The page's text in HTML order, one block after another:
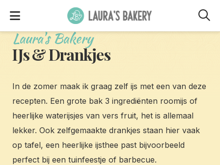
Laura's Bakery
IJs & Drankjes
In de zomer maak ik graag zelf ijs met een van deze
recepten. Een grote bak 3 ingrediënten roomijs of
heerlijke waterijsjes van vers fruit, het is allemaal
lekker. Ook zelfgemaakte drankjes staan hier vaak
op tafel, een heerlijke ijsthee past bijvoorbeeld
perfect bij een tuinfeestje of barbecue.